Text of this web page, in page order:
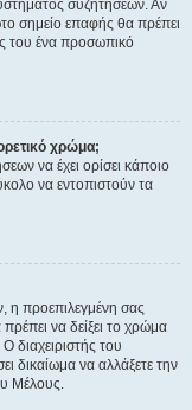
συζητήσεων. Αν
σημείο επαφής θα πρέπει
του ένα προσωπικό
χρώμα;
να έχει ορίσει κάποιο
να εντοπιστούν τα
η προεπιλεγμένη σας
να δείξει το χρώμα
διαχειριστής του
δικαίωμα να αλλάξετε την
Μέλους.